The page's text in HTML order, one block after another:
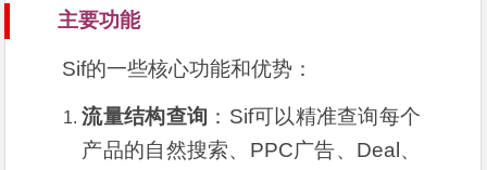
主要功能
Sif的一些核心功能和优势：
流量结构查询 ：Sif可以精准查询每个
产品的自然搜索、PPC广告、Deal、